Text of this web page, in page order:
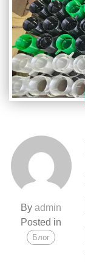
Byadmin
Posted in
Блог